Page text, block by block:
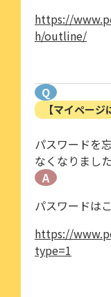
https://
h/outline/
Q
【マイページ
パスワードを
なくなりました
A
パスワードは
https://
type=1